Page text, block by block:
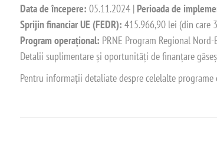
Data de începere: 05.11.2024 | Perioada de
Sprijin financiar UE (FEDR): 415.966,90 lei (din care
Program operațional: PRNE Program Regional
Detalii suplimentare și oportunități de finanțare
Pentru informații detaliate despre celelalte